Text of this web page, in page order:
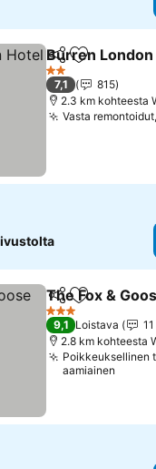
Jaa Lisää
Burren
2 Tähtiluokitus
7,1
815
2.3 km kohteesta
Vasta
Jaa Lisää
The Fox &
3 Tähtiluokitus
9,1 Loistava
2.8 km kohteesta
Poikkeuksellinen
aamiainen